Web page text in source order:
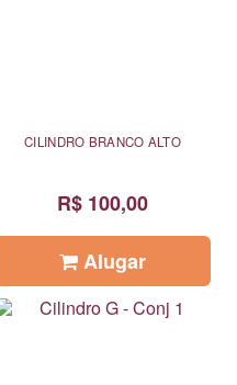
CILINDRO BRANCO ALTO
R$ 100,00
Alugar